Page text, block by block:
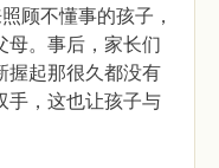
顾不懂事的孩子，
母。事后，家长们
握起那很久都没有
手，这也让孩子与